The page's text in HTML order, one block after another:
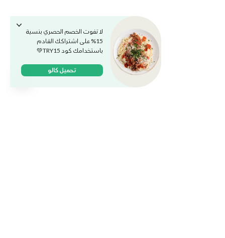
لا تفوت الخصم الحصري بنسبة
15% على اشتراكك القادم
باستخدامك كود TRY15💚
تحميل كالو